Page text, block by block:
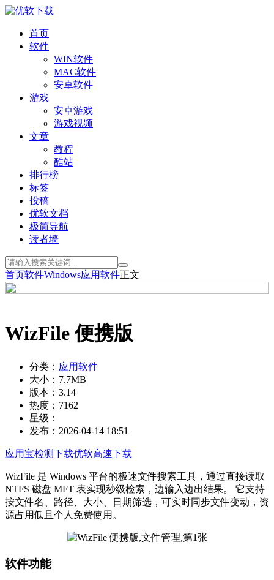
首页
软件
WIN软件
MAC软件
安卓软件
游戏
安卓游戏
游戏视频
文章
教程
酷站
排行榜
标签
投稿
优软文档
极简导航
读者墙
首页软件Windows应用软件正文
WizFile 便携版
分类： 应用软件
大小： 7.7MB
版本： 3.14
热度： 7162
星级：
发布： 2026-04-14 18:51
应用宝检测下载优软高速下载
WizFile 是 Windows 平台的极速文件搜索工具，通过直接读取
NTFS 磁盘 MFT 表实现秒级检索，边输入边出结果。 它支持
按文件名、路径、大小、日期筛选，可实时同步文件变动，资
源占用低且个人免费使用。
软件功能